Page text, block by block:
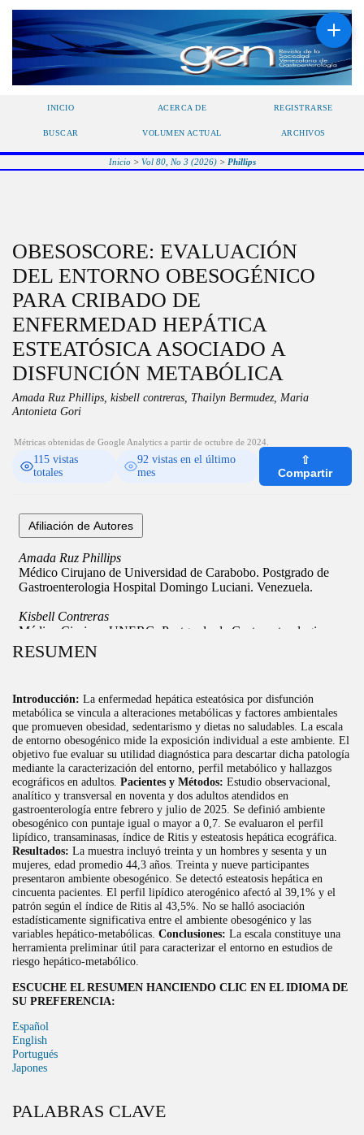
INICIO ACERCA DE REGISTRARSE
BUSCAR VOLUMEN ACTUAL ARCHIVOS
Inicio> Vol 80, No 3 (2026)> Phillips
OBESOSCORE: EVALUACIÓN
DEL ENTORNO OBESOGÉNICO
PARA CRIBADO DE
ENFERMEDAD HEPÁTICA
ESTEATÓSICA ASOCIADO A
DISFUNCIÓN METABÓLICA
Amada Ruz Phillips, kisbell contreras, Thailyn Bermudez, Maria
Antonieta Gori
Métricas obtenidas de Google Analytics a partir de octubre de 2024.
115 vistas
totales
92 vistas en el último
mes
⇧
Compartir
RESUMEN
Introducción: La enfermedad hepática esteatósica por disfunción
metabólica se vincula a alteraciones metabólicas y factores ambientales
que promueven obesidad, sedentarismo y dietas no saludables. La escala
de entorno obesogénico mide la exposición individual a este ambiente. El
objetivo fue evaluar su utilidad diagnóstica para descartar dicha patología
mediante la caracterización del entorno, perfil metabólico y hallazgos
ecográficos en adultos. Pacientes y Métodos: Estudio observacional,
analítico y transversal en noventa y dos adultos atendidos en
gastroenterología entre febrero y julio de 2025. Se definió ambiente
obesogénico con puntaje igual o mayor a 0,7. Se evaluaron el perfil
lipídico, transaminasas, índice de Ritis y esteatosis hepática ecográfica.
Resultados: La muestra incluyó treinta y un hombres y sesenta y un
mujeres, edad promedio 44,3 años. Treinta y nueve participantes
presentaron ambiente obesogénico. Se detectó esteatosis hepática en
cincuenta pacientes. El perfil lipídico aterogénico afectó al 39,1% y el
patrón según el índice de Ritis al 43,5%. No se halló asociación
estadísticamente significativa entre el ambiente obesogénico y las
variables hepático-metabólicas. Conclusiones: La escala constituye una
herramienta preliminar útil para caracterizar el entorno en estudios de
riesgo hepático-metabólico.
ESCUCHE EL RESUMEN HANCIENDO CLIC EN EL IDIOMA DE
SU PREFERENCIA:
Español
English
Portugués
Japones
PALABRAS CLAVE